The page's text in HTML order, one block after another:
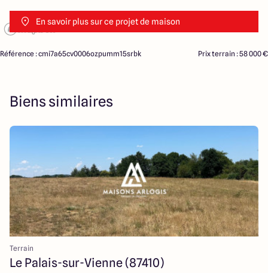
En savoir plus sur ce projet de maison
Référence : cmi7a65cv0006ozpumm15srbk Prix terrain : 58 000 €
Biens similaires
Terrain
Le Palais-sur-Vienne (87410)